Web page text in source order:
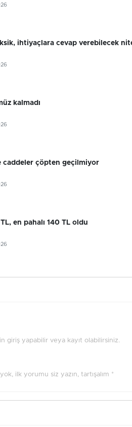
ihtiyaçlara cevap verebilecek
kalmadı
caddeler çöpten geçilmiyor
en pahalı 140 TL oldu
giriş yapabilir veya kayıt olabilirsiniz.
ilk yorumu siz yazın, tartışalım *